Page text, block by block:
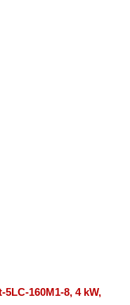
160M1-8, 4 kW,